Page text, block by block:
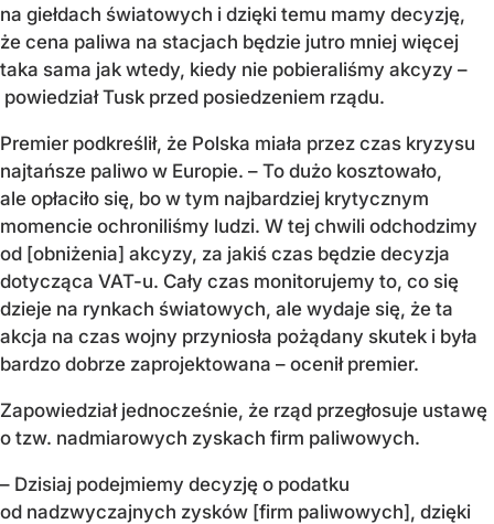
na giełdach światowych i dzięki temu mamy decyzję,
że cena paliwa na stacjach będzie jutro mniej więcej
taka sama jak wtedy, kiedy nie pobieraliśmy akcyzy –
powiedział Tusk przed posiedzeniem rządu.
Premier podkreślił, że Polska miała przez czas kryzysu
najtańsze paliwo w Europie. – To dużo kosztowało,
ale opłaciło się, bo w tym najbardziej krytycznym
momencie ochroniliśmy ludzi. W tej chwili odchodzimy
od [obniżenia] akcyzy, za jakiś czas będzie decyzja
dotycząca VAT-u. Cały czas monitorujemy to, co się
dzieje na rynkach światowych, ale wydaje się, że ta
akcja na czas wojny przyniosła pożądany skutek i była
bardzo dobrze zaprojektowana – ocenił premier.
Zapowiedział jednocześnie, że rząd przegłosuje ustawę
o tzw. nadmiarowych zyskach firm paliwowych.
– Dzisiaj podejmiemy decyzję o podatku
od nadzwyczajnych zysków [firm paliwowych], dzięki